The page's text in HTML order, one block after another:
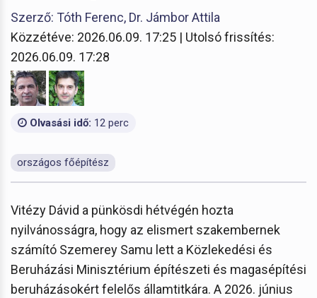
Szerző: Tóth Ferenc, Dr. Jámbor Attila
Közzétéve: 2026.06.09. 17:25 | Utolsó frissítés:
2026.06.09. 17:28
Olvasási idő: 12 perc
országos főépítész
Vitézy Dávid a pünkösdi hétvégén hozta
nyilvánosságra, hogy az elismert szakembernek
számító Szemerey Samu lett a Közlekedési és
Beruházási Minisztérium építészeti és magasépítési
beruházásokért felelős államtitkára. A 2026. június